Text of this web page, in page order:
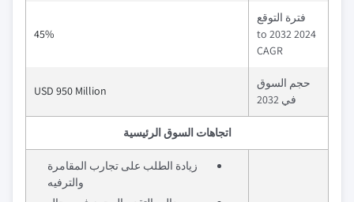
فترة التوقع
2024 to 2032
CAGR
45%
حجم السوق
في 2032
USD 950 Million
اتجاهات السوق الرئيسية
زيادة الطلب على تجارب المقامرة
والترفيه